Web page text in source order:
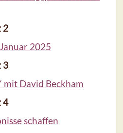
2
2025
3
mit David Beckham
4
schaffen